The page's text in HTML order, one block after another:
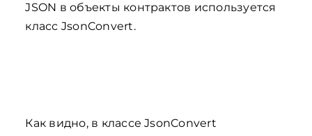
JSON в объекты контрактов используется
класс JsonConvert.
Как видно, в классе JsonConvert